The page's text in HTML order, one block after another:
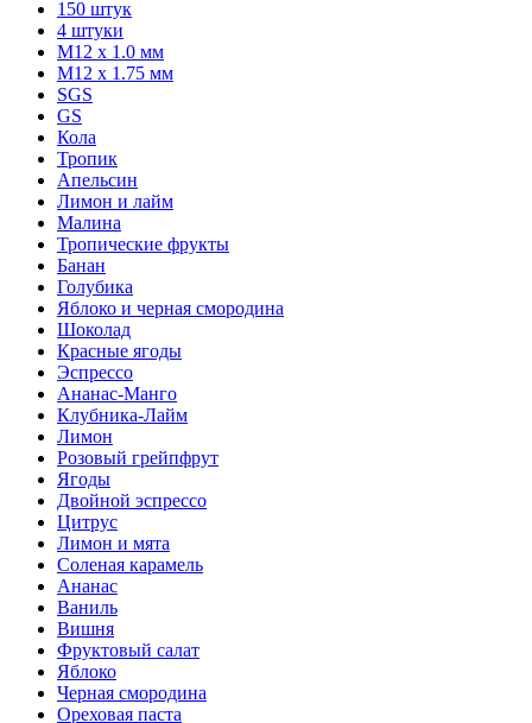
150 штук
4 штуки
М12 x 1.0 мм
М12 x 1.75 мм
SGS
GS
Кола
Тропик
Апельсин
Лимон и лайм
Малина
Тропические фрукты
Банан
Голубика
Яблоко и черная смородина
Шоколад
Красные ягоды
Эспрессо
Ананас-Манго
Клубника-Лайм
Лимон
Розовый грейпфрут
Ягоды
Двойной эспрессо
Цитрус
Лимон и мята
Соленая карамель
Ананас
Ваниль
Вишня
Фруктовый салат
Яблоко
Черная смородина
Ореховая паста